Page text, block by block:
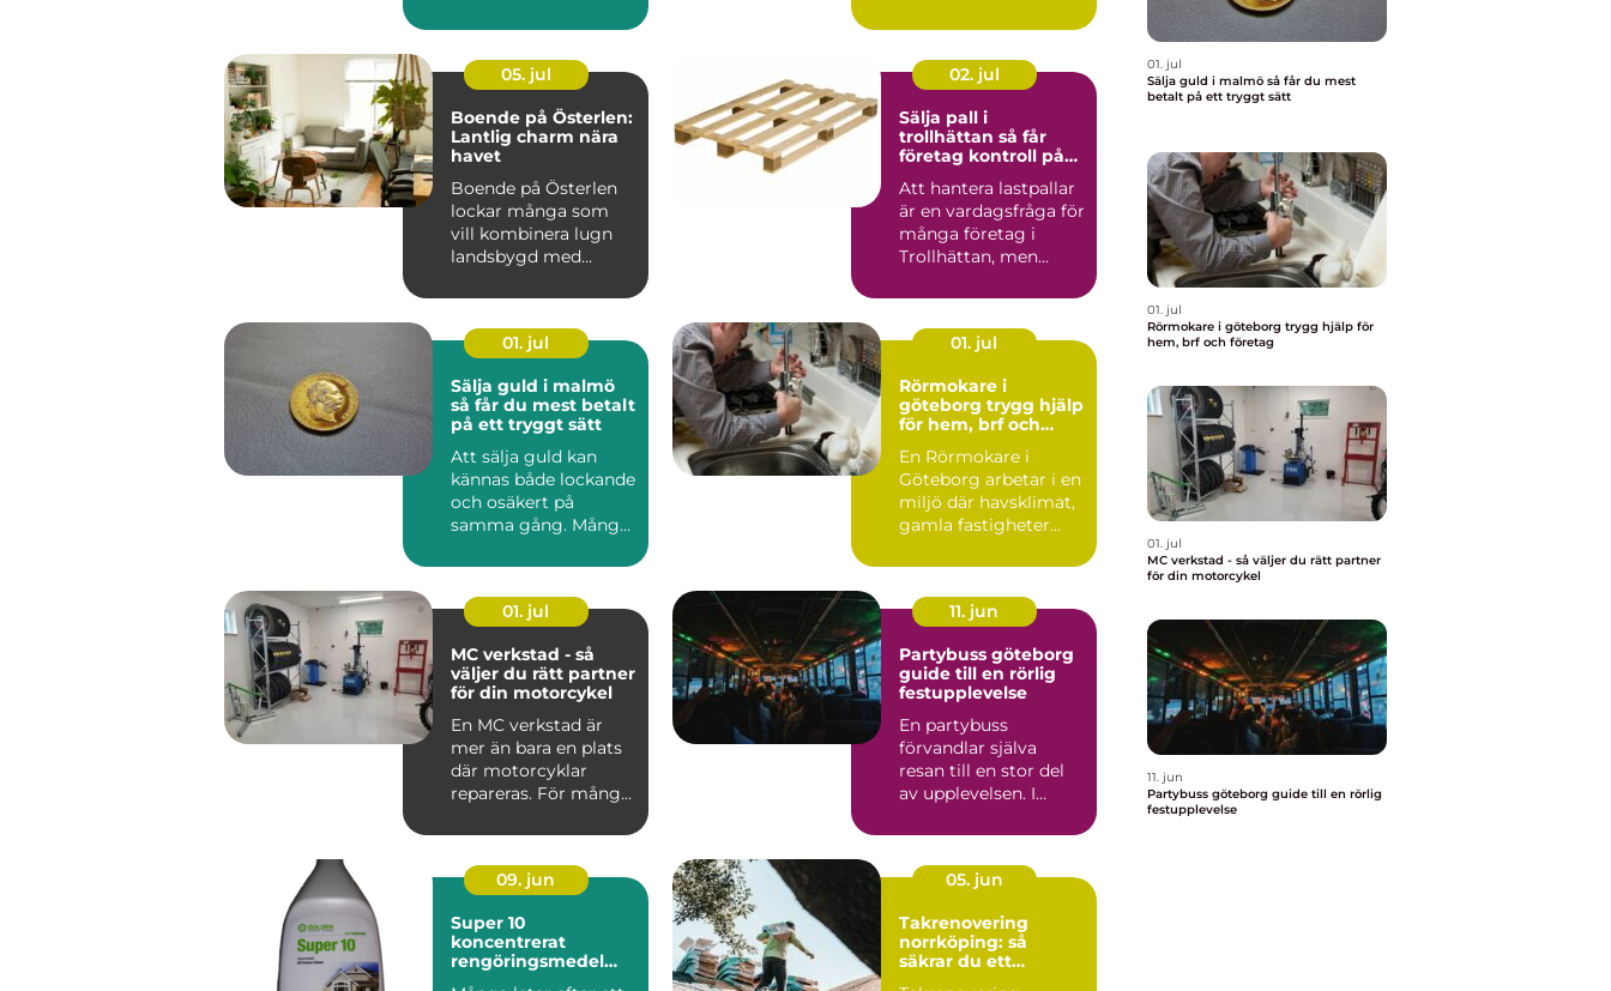
Stockholm är...
05. jul
Boende på Österlen:
Lantlig charm nära
havet
Boende på Österlen
lockar många som
vill kombinera lugn
landsbygd med
02. jul
Sälja pall i
trollhättan så får
företag kontroll på
Att hantera lastpallar
är en vardagsfråga för
många företag i
Trollhättan, men
me...
01. jul
Sälja guld i malmö
så får du mest betalt
på ett tryggt sätt
Att sälja guld kan
kännas både lockande
och osäkert på
samma gång. Många
ärvda fö...
01. jul
Rörmokare i
göteborg trygg hjälp
för hem, brf och
En Rörmokare i
Göteborg arbetar i en
miljö där havsklimat,
gamla fastigheter
stäl...
01. jul
MC verkstad - så
väljer du rätt partner
för din motorcykel
En MC verkstad är
mer än bara en plats
där motorcyklar
repareras. För mång...
11. jun
Partybuss göteborg
guide till en rörlig
festupplevelse
En partybuss
förvandlar själva
resan till en stor del
av upplevelsen. I
sig ...
09. jun
Super 10
koncentrerat
rengöringsmedel
05. jun
Takrenovering
norrköping: så
säkrar du ett
01. jul
Sälja guld i malmö så får du mest
betalt på ett tryggt sätt
01. jul
Rörmokare i göteborg trygg hjälp för
hem, brf och företag
01. jul
MC verkstad - så väljer du rätt partner
för din motorcykel
11. jun
Partybuss göteborg guide till en rörlig
festupplevelse